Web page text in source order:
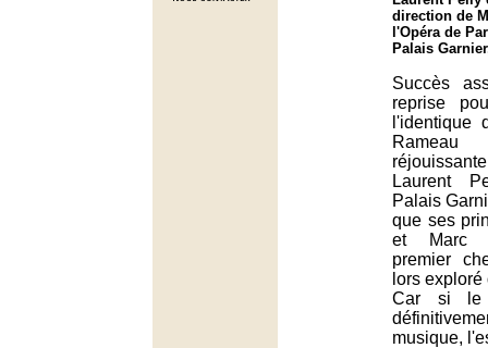
direction de
l'Opéra de
Palais
Succès
reprise
l'identique
Laurent
Palais
que ses
et Marc
premier
lors
Car si le
musique,